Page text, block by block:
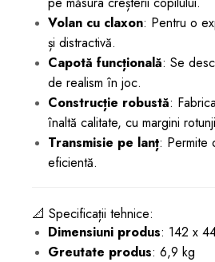
Volan cu claxon: Pentru o
și distractivă.
Capotă funcțională: Se
de realism în joc.
Construcție robustă:
înaltă calitate, cu margini
Transmisie pe lanț: Permite
eficientă.
📐 Specificații tehnice:
Dimensiuni produs: 142 x
Greutate produs: 6,9 kg